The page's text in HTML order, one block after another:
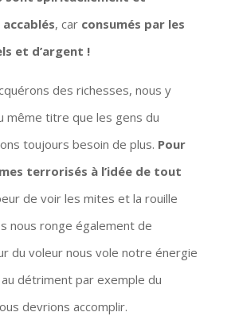
accablés, car consumés par les
et d’argent !
des richesses, nous y
même titre que les gens du
toujours besoin de plus. Pour
terrorisés à l’idée de tout
de voir les mites et la rouille
nous ronge également de
du voleur nous vole notre énergie
détriment par exemple du
devrions accomplir.